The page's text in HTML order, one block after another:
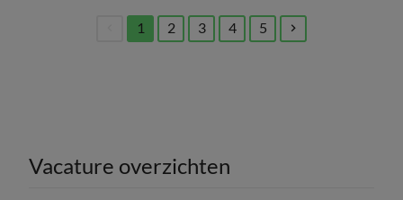
1
(current)
2 3 4 5
Vacature overzichten